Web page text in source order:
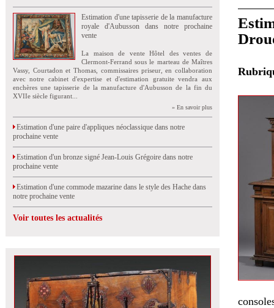
Estimation d'une tapisserie de la manufacture
royale d'Aubusson dans notre prochaine
vente
La maison de vente Hôtel des ventes de
Clermont-Ferrand sous le marteau de Maîtres
Vassy, Courtadon et Thomas, commissaires priseur, en collaboration
avec notre cabinet d'expertise et d'estimation gratuite vendra aux
enchères une tapisserie de la manufacture d'Aubusson de la fin du
XVIIe siècle figurant...
» En savoir plus
Estimation d'une paire d'appliques néoclassique dans notre
prochaine vente
Estimation d'un bronze signé Jean-Louis Grégoire dans notre
prochaine vente
Estimation d'une commode mazarine dans le style des Hache dans
notre prochaine vente
Voir toutes les actualités